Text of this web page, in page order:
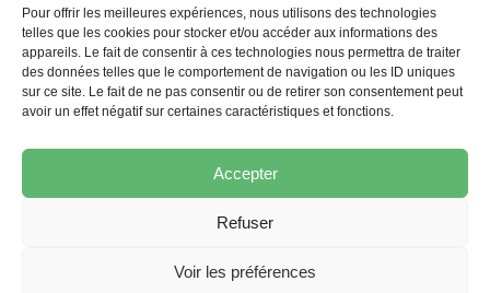
Pour offrir les meilleures expériences, nous utilisons des technologies
telles que les cookies pour stocker et/ou accéder aux informations des
appareils. Le fait de consentir à ces technologies nous permettra de traiter
des données telles que le comportement de navigation ou les ID uniques
sur ce site. Le fait de ne pas consentir ou de retirer son consentement peut
avoir un effet négatif sur certaines caractéristiques et fonctions.
Accepter
Refuser
Voir les préférences
Nous contacter
01 46 79 28 74
S'ABONNER(NOUVELLE FENÊTRE)
ADHÉRER
Épargne
(nouvelle fenêtre) Formation
(nouvelle fenêtre)
POLITIQUE DE COOKIES